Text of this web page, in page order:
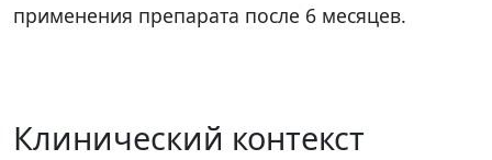
применения препарата после 6 месяцев.
Клинический контекст